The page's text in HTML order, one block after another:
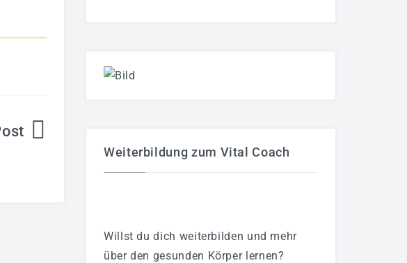
Weiterbildung zum Vital Coach
Willst du dich weiterbilden und mehr
über den gesunden Körper lernen?